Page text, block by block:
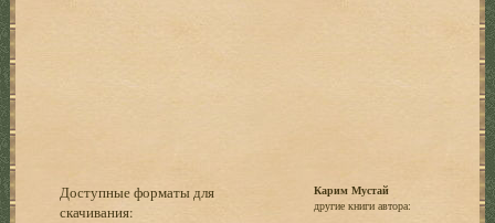
Доступные форматы для
скачивания:
Карим Мустай
другие книги автора: